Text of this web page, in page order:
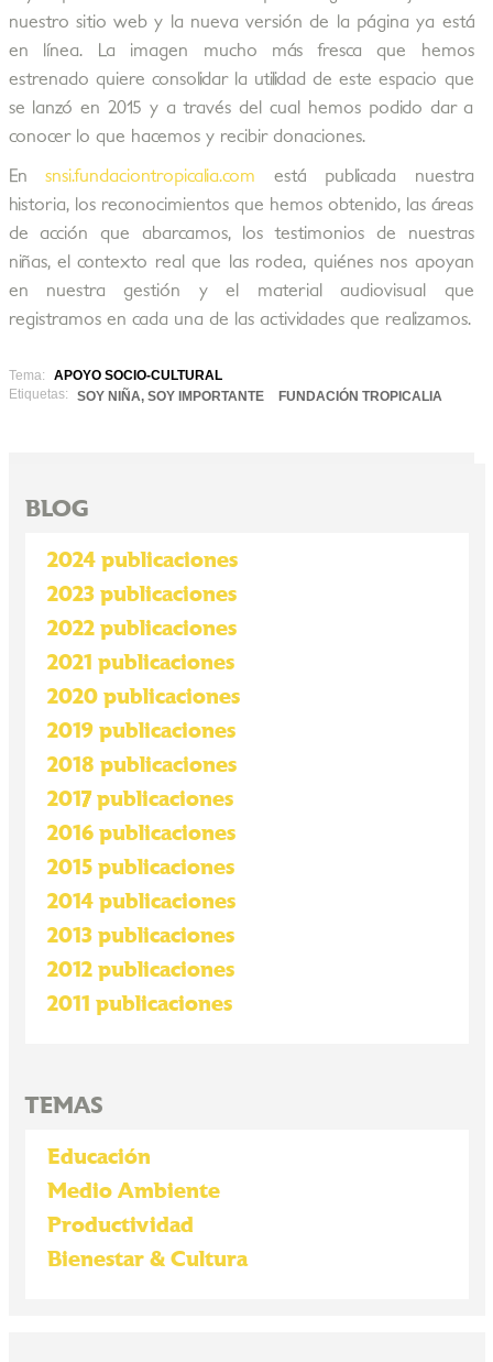
nuestro sitio web y la nueva versión de la página ya está
en línea. La imagen mucho más fresca que hemos
estrenado quiere consolidar la utilidad de este espacio que
se lanzó en 2015 y a través del cual hemos podido dar a
conocer lo que hacemos y recibir donaciones.
Ensnsi.fundaciontropicalia.com está publicada nuestra
historia, los reconocimientos que hemos obtenido, las áreas
de acción que abarcamos, los testimonios de nuestras
niñas, el contexto real que las rodea, quiénes nos apoyan
en nuestra gestión y el material audiovisual que
registramos en cada una de las actividades que realizamos.
Tema:
APOYO SOCIO-CULTURAL
Etiquetas:
SOY NIÑA, SOY IMPORTANTE FUNDACIÓN TROPICALIA
BLOG
2024 publicaciones
2023 publicaciones
2022 publicaciones
2021 publicaciones
2020 publicaciones
2019 publicaciones
2018 publicaciones
2017 publicaciones
2016 publicaciones
2015 publicaciones
2014 publicaciones
2013 publicaciones
2012 publicaciones
2011 publicaciones
TEMAS
Educación
Medio Ambiente
Productividad
Bienestar & Cultura